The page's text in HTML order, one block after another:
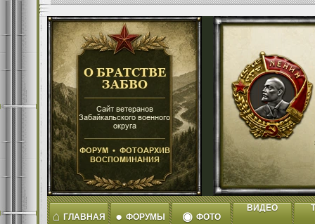
⌂ ГЛАВНАЯ ● ФОРУМЫ ◉ ФОТО
ВИДЕО